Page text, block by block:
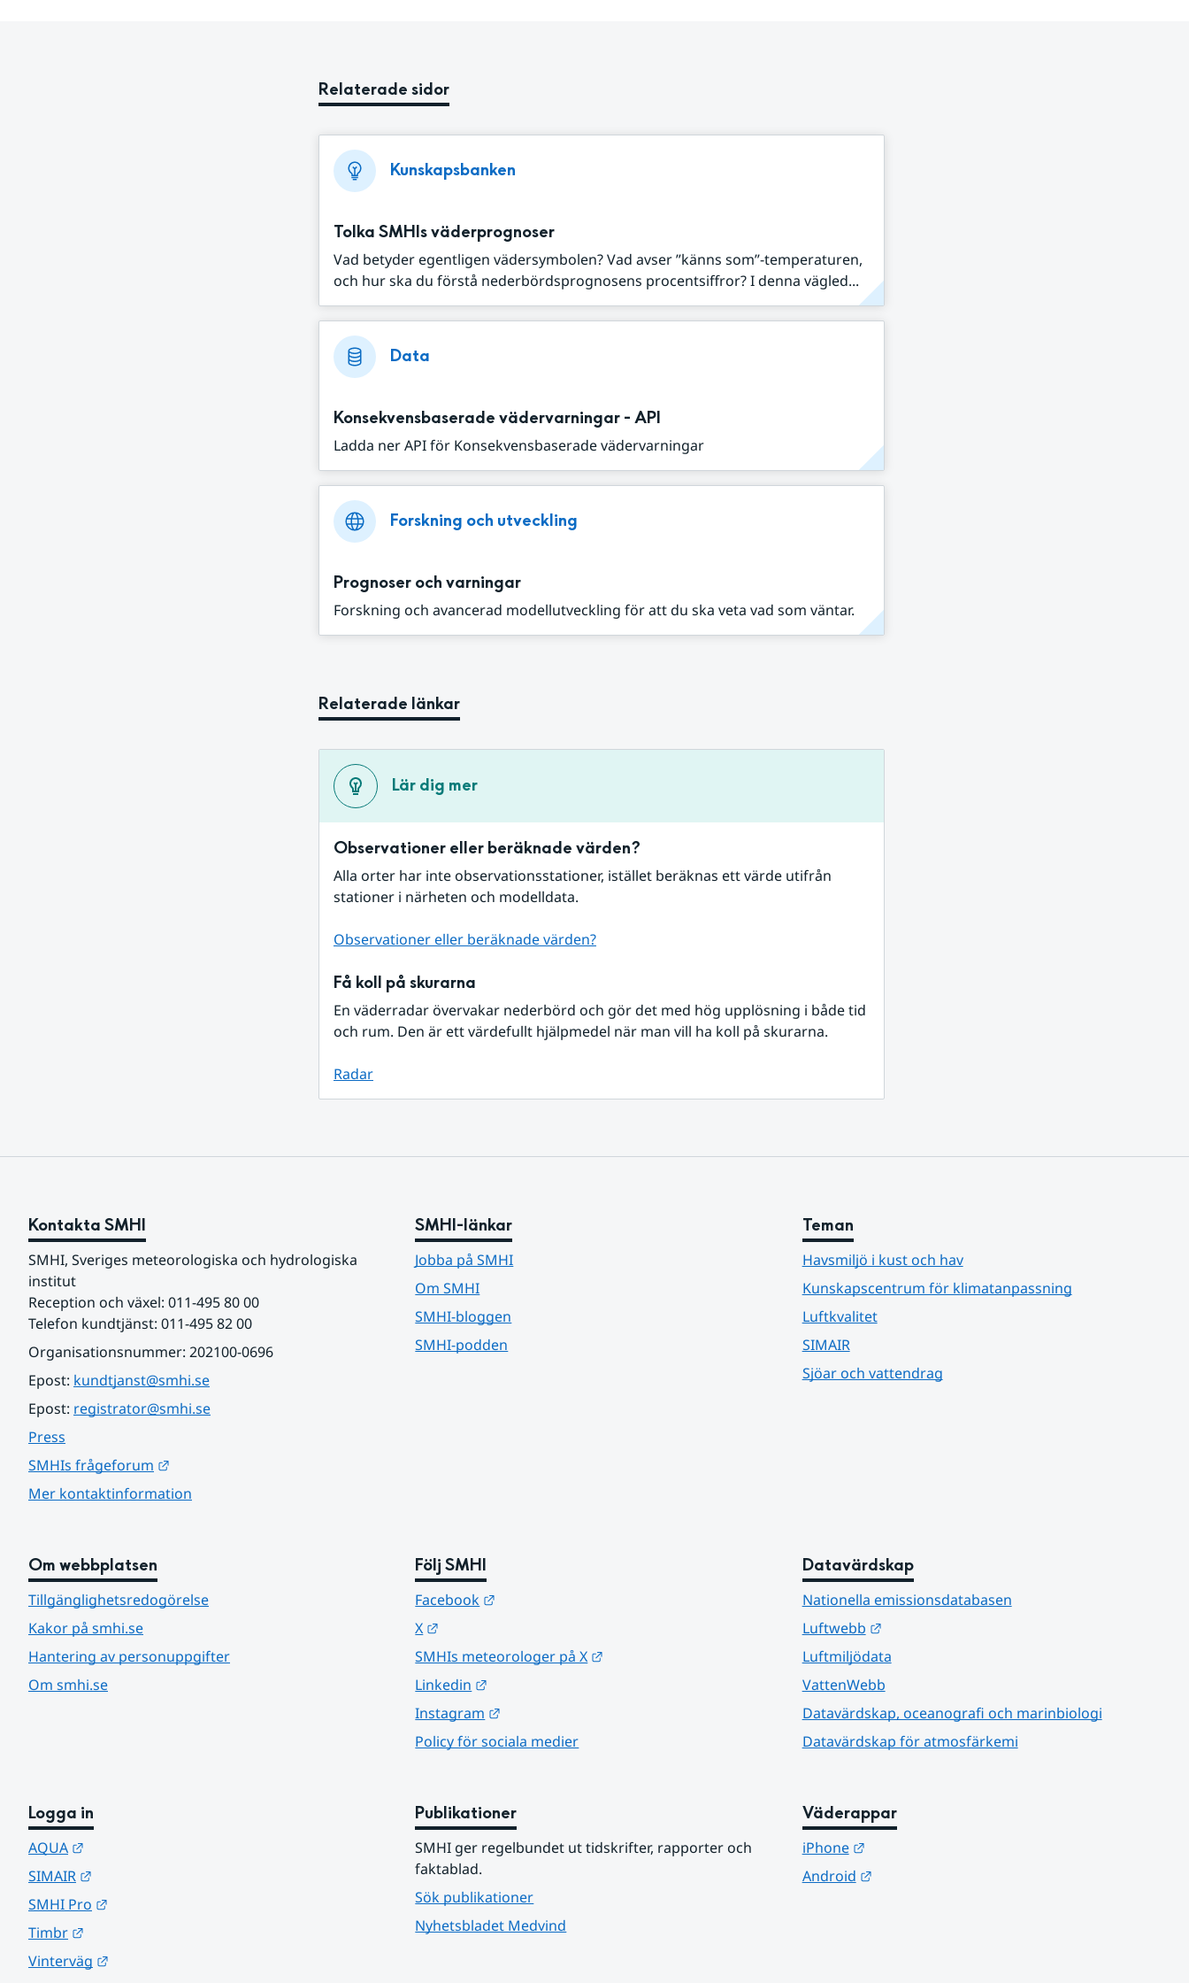
Relaterade sidor
Kunskapsbanken
Tolka SMHIs väderprognoser
Vad betyder egentligen vädersymbolen? Vad avser ”känns som”-temperaturen,
och hur ska du förstå nederbördsprognosens procentsiffror? I denna vägled...
Data
Konsekvensbaserade vädervarningar - API
Ladda ner API för Konsekvensbaserade vädervarningar
Forskning och utveckling
Prognoser och varningar
Forskning och avancerad modellutveckling för att du ska veta vad som väntar.
Relaterade länkar
Lär dig mer
Observationer eller beräknade värden?
Alla orter har inte observationsstationer, istället beräknas ett värde utifrån
stationer i närheten och modelldata.
Observationer eller beräknade värden?
Få koll på skurarna
En väderradar övervakar nederbörd och gör det med hög upplösning i både tid
och rum. Den är ett värdefullt hjälpmedel när man vill ha koll på skurarna.
Radar
Kontakta SMHI
SMHI, Sveriges meteorologiska och hydrologiska
institut
Reception och växel: 011-495 80 00
Telefon kundtjänst: 011-495 82 00
Organisationsnummer: 202100-0696
Epost: kundtjanst@smhi.se
Epost: registrator@smhi.se
Press
SMHIs frågeforum
Mer kontaktinformation
SMHI-länkar
Jobba på SMHI
Om SMHI
SMHI-bloggen
SMHI-podden
Teman
Havsmiljö i kust och hav
Kunskapscentrum för klimatanpassning
Luftkvalitet
SIMAIR
Sjöar och vattendrag
Om webbplatsen
Tillgänglighetsredogörelse
Kakor på smhi.se
Hantering av personuppgifter
Om smhi.se
Följ SMHI
Facebook
X
SMHIs meteorologer på X
Linkedin
Instagram
Policy för sociala medier
Datavärdskap
Nationella emissionsdatabasen
Luftwebb
Länk till annan webbplats.
Luftmiljödata
VattenWebb
Datavärdskap, oceanografi och marinbiologi
Datavärdskap för atmosfärkemi
Logga in
AQUA
SIMAIR
SMHI Pro
Timbr
Vinterväg
Publikationer
SMHI ger regelbundet ut tidskrifter, rapporter och
faktablad.
Sök publikationer
Nyhetsbladet Medvind
Väderappar
iPhone
Länk till annan webbplats.
Android
Länk till annan webbplats.